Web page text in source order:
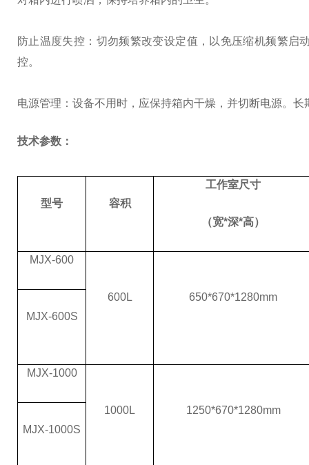
防止温度失控：切勿频繁改变设定值，以免压缩机频繁启
控。
电源管理：设备不用时，应保持箱内干燥，并切断电源。
技术参数：
型号 容积
工作室尺寸
（宽*深*高）
MJX-600
600L
650*670*1280mm
MJX-600S
MJX-1000
1000L
1250*670*1280mm
MJX-1000S